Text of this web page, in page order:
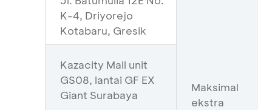
Maksimal
ekstra
K-4, Driyorejo
Kotabaru, Gresik
Kazacity Mall unit
GS08, lantai GF EX
Giant Surabaya